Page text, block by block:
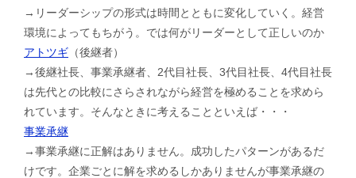
→リーダーシップの形式は時間とともに変化していく。経営
環境によってもちがう。では何がリーダーとして正しいのか
アトツギ （後継者）
→後継社長、事業承継者、2代目社長、3代目社長、4代目社長
は先代との比較にさらされながら経営を極めることを求めら
れています。そんなときに考えることといえば・・・
事業承継
→事業承継に正解はありません。成功したパターンがあるだ
けです。企業ごとに解を求めるしかありませんが事業承継の